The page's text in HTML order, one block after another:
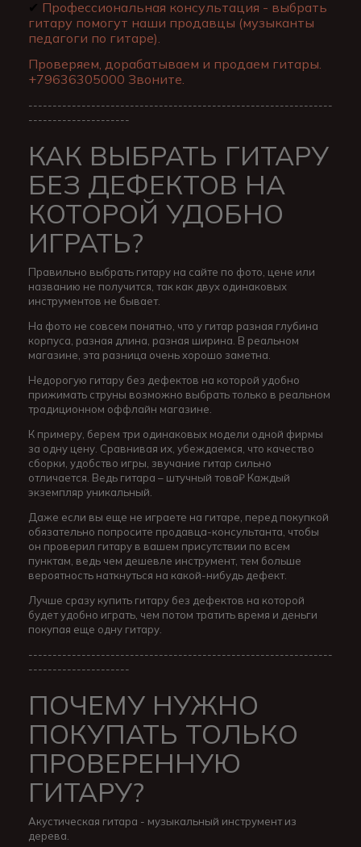
✔ Профессиональная консультация - выбрать
гитару помогут наши продавцы (музыканты
педагоги по гитаре).
Проверяем, дорабатываем и продаем гитары.
+79636305000 Звоните.
---------------------------------------------------------------
---------------------
КАК ВЫБРАТЬ ГИТАРУ
БЕЗ ДЕФЕКТОВ НА
КОТОРОЙ УДОБНО
ИГРАТЬ?
Правильно выбрать гитару на сайте по фото, цене или
названию не получится, так как двух одинаковых
инструментов не бывает.
На фото не совсем понятно, что у гитар разная глубина
корпуса, разная длина, разная ширина. В реальном
магазине, эта разница очень хорошо заметна.
Недорогую гитару без дефектов на которой удобно
прижимать струны возможно выбрать только в реальном
традиционном оффлайн магазине.
К примеру, берем три одинаковых модели одной фирмы
за одну цену. Сравнивая их, убеждаемся, что качество
сборки, удобство игры, звучание гитар сильно
отличается. Ведь гитара – штучный това₽ Каждый
экземпляр уникальный.
Даже если вы еще не играете на гитаре, перед покупкой
обязательно попросите продавца-консультанта, чтобы
он проверил гитару в вашем присутствии по всем
пунктам, ведь чем дешевле инструмент, тем больше
вероятность наткнуться на какой-нибудь дефект.
Лучше сразу купить гитару без дефектов на которой
будет удобно играть, чем потом тратить время и деньги
покупая еще одну гитару.
---------------------------------------------------------------
---------------------
ПОЧЕМУ НУЖНО
ПОКУПАТЬ ТОЛЬКО
ПРОВЕРЕННУЮ
ГИТАРУ?
Акустическая гитара - музыкальный инструмент из
дерева.